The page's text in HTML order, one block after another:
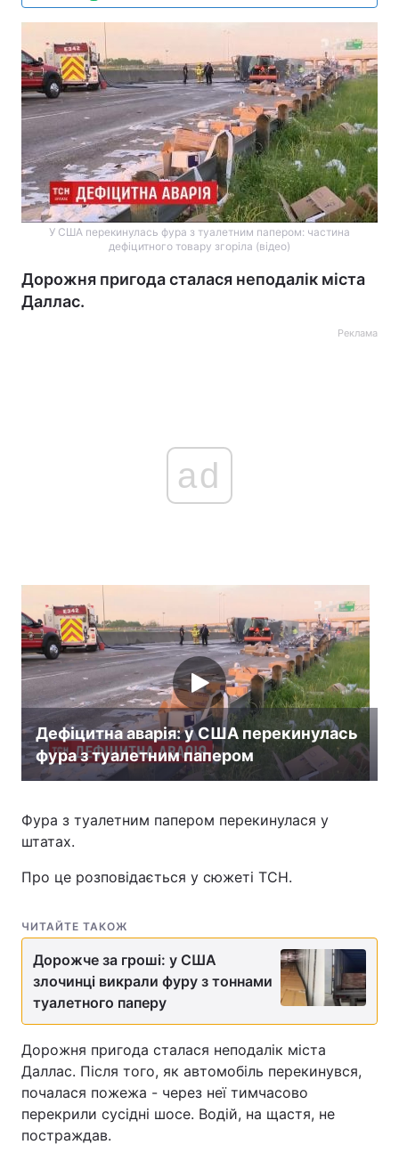
У США перекинулась фура з туалетним папером: частина
дефіцитного товару згоріла (відео)
Дорожня пригода сталася неподалік міста
Даллас.
Реклама
ad
Дефіцитна аварія: у США перекинулась
фура з туалетним папером
Фура з туалетним папером перекинулася у
штатах.
Про це розповідається у сюжеті ТСН.
ЧИТАЙТЕ ТАКОЖ
Дорожче за гроші: у США
злочинці викрали фуру з тоннами
туалетного паперу
Дорожня пригода сталася неподалік міста
Даллас. Після того, як автомобіль перекинувся,
почалася пожежа - через неї тимчасово
перекрили сусідні шосе. Водій, на щастя, не
постраждав.